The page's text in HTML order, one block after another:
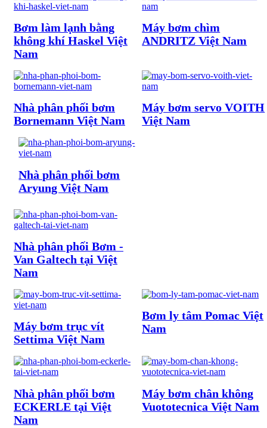
Máy bơm chìm
ANDRITZ Việt Nam
Bơm làm lạnh bằng
không khí Haskel Việt
Nam
Máy bơm servo VOITH
Việt Nam
Nhà phân phối bơm
Bornemann Việt Nam
Nhà phân phối bơm
Aryung Việt Nam
Nhà phân phối Bơm -
Van Galtech tại Việt
Nam
Bơm ly tâm Pomac Việt
Nam
Máy bơm trục vít
Settima Việt Nam
Máy bơm chân không
Vuototecnica Việt Nam
Nhà phân phối bơm
ECKERLE tại Việt
Nam